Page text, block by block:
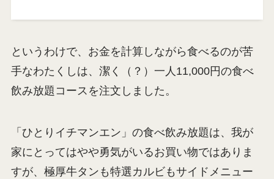
というわけで、お金を計算しながら食べるのが苦
手なわたくしは、潔く（？）一人11,000円の食べ
飲み放題コースを注文しました。
「ひとりイチマンエン」の食べ飲み放題は、我が
家にとってはやや勇気がいるお買い物ではありま
すが、極厚牛タンも特選カルビもサイドメニュー